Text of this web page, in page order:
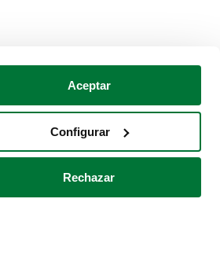
Aceptar
Configurar
Rechazar